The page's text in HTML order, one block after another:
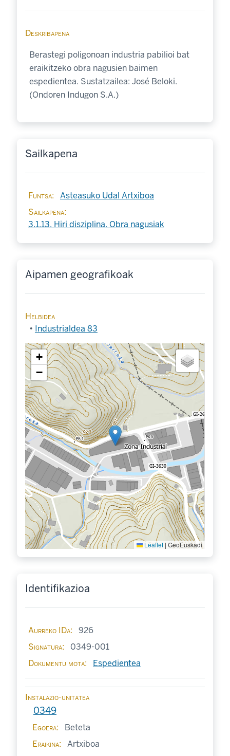
Deskribapena
Berastegi poligonoan industria pabilioi bat
eraikitzeko obra nagusien baimen
espedientea. Sustatzailea: José Beloki.
(Ondoren Indugon S.A.)
Sailkapena
Funtsa
Asteasuko Udal Artxiboa
Sailkapena
3.1.13. Hiri disziplina. Obra nagusiak
Aipamen geografikoak
Helbidea
Industrialdea 83
+
−
Leaflet | GeoEuskadi
Identifikazioa
Aurreko IDa
926
Signatura
0349-001
Dokumentu mota
Espedientea
Instalazio-unitatea
0349
Egoera
Beteta
Eraikina
Artxiboa